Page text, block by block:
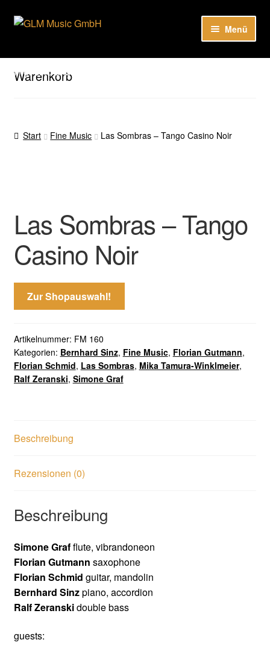
Hier sind unsere Neuigkeiten zu hören: Spotify
Zur
Zum
Menü
Unser Katalog
Warenkorb
Start Fine Music Las Sombras – Tango Casino Noir
Las Sombras – Tango
Casino Noir
Zur Shopauswahl!
Artikelnummer: FM 160
Kategorien: Bernhard Sinz, Fine Music, Florian Gutmann,
Florian Schmid, Las Sombras, Mika Tamura-Winklmeier,
Ralf Zeranski, Simone Graf
Beschreibung
Rezensionen (0)
Beschreibung
Simone Grafflute, vibrandoneon
Florian Gutmann saxophone
Florian Schmid guitar, mandolin
Bernhard Sinzpiano, accordion
Ralf Zeranskidouble bass
guests: